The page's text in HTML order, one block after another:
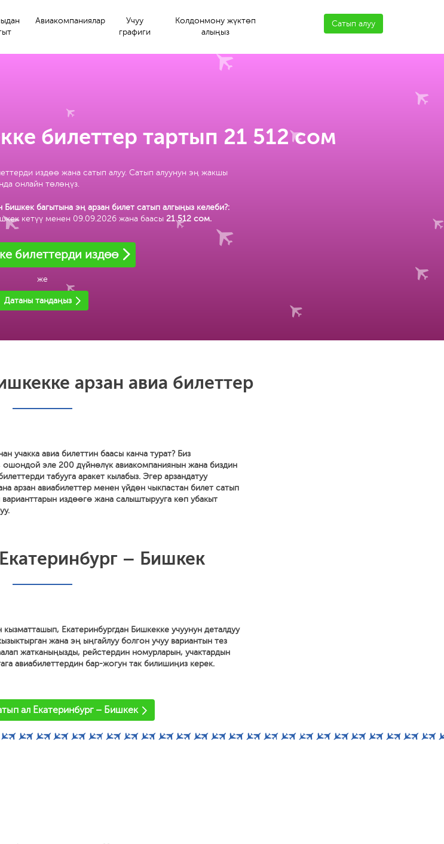
Авиакомпаниялар
Учуу
графиги
Колдонмону жүктөп
алыңыз
Сатып алуу
билеттер тартып 21 512 сом
издөө жана сатып алуу. Сатып алуунун эң жакшы
онлайн төлөңүз.
багытына эң арзан билет сатып алгыңыз келеби?:
кетүү менен 09.09.2026 жана баасы 21 512 сом.
билеттерди издөө
же
Датаны тандаңыз
арзан авиа билеттер
учакка авиа билеттин баасы канча турат? Биз
ошондой эле 200 дүйнөлүк авиакомпаниянын жана биздин
табууга аракет кылабыз. Эгер арзандатуу
арзан авиабилеттер менен үйдөн чыкпастан билет сатып
варианттарын издөөгө жана салыштырууга көп убакыт
– Бишкек
Екатеринбургдан Бишкекке учуунун деталдуу
жана эң ыңгайлуу болгон учуу вариантын тез
жатканыңызды, рейстердин номурларын, учактардын
авиабилеттердин бар-жогун так билишиңиз керек.
ал Екатеринбург – Бишкек